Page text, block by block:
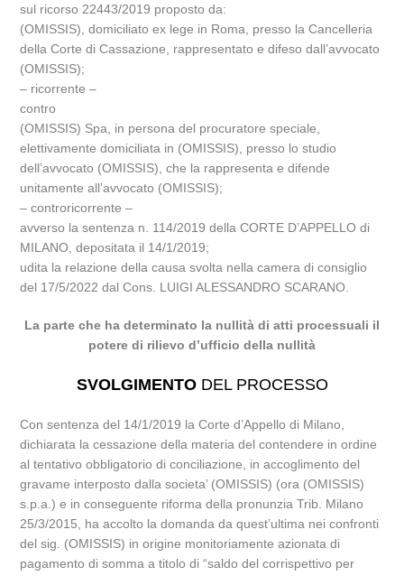
sul ricorso 22443/2019 proposto da:
(OMISSIS), domiciliato ex lege in Roma, presso la Cancelleria
della Corte di Cassazione, rappresentato e difeso dall’avvocato
(OMISSIS);
– ricorrente –
contro
(OMISSIS) Spa, in persona del procuratore speciale,
elettivamente domiciliata in (OMISSIS), presso lo studio
dell’avvocato (OMISSIS), che la rappresenta e difende
unitamente all’avvocato (OMISSIS);
– controricorrente –
avverso la sentenza n. 114/2019 della CORTE D’APPELLO di
MILANO, depositata il 14/1/2019;
udita la relazione della causa svolta nella camera di consiglio
del 17/5/2022 dal Cons. LUIGI ALESSANDRO SCARANO.
La parte che ha determinato la nullità di atti processuali il
potere di rilievo d’ufficio della nullità
SVOLGIMENTODEL PROCESSO
Con sentenza del 14/1/2019 la Corte d’Appello di Milano,
dichiarata la cessazione della materia del contendere in ordine
al tentativo obbligatorio di conciliazione, in accoglimento del
gravame interposto dalla societa’ (OMISSIS) (ora (OMISSIS)
s.p.a.) e in conseguente riforma della pronunzia Trib. Milano
25/3/2015, ha accolto la domanda da quest’ultima nei confronti
del sig. (OMISSIS) in origine monitoriamente azionata di
pagamento di somma a titolo di “saldo del corrispettivo per